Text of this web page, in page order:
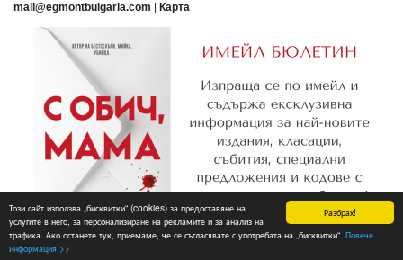
Разбрах!
Този сайт използва „бисквитки“ (cookies) за предоставяне на
услугите в него, за персонализиране на рекламите и за анализ на
трафика. Ако останете тук, приемаме, че се съгласявате с употребата на „бисквитки“. Повече
информация >>
mail@egmontbulgaria.com
Карта